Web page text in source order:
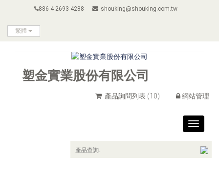
886-4-2693-4288 shouking@shouking.com.tw
繁體
塑金實業股份有限公司
產品詢問列表 (10) 網站管理
Toggle